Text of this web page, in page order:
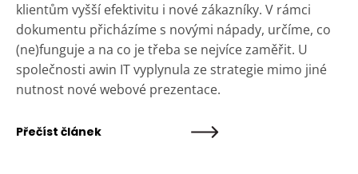
klientům vyšší efektivitu i nové zákazníky. V rámci
dokumentu přicházíme s novými nápady, určíme, co
(ne)funguje a na co je třeba se nejvíce zaměřit. U
společnosti awin IT vyplynula ze strategie mimo jiné
nutnost nové webové prezentace.
Přečíst článek